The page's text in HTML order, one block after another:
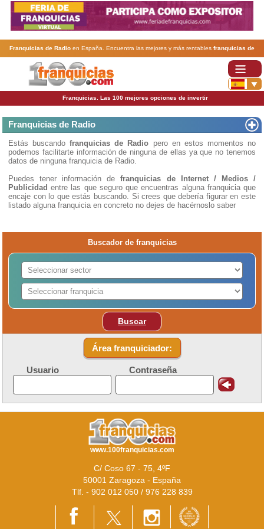
Franquicias de Radio en España. Encuentra las mejores y más rentables franquicias de
Radio . Abre tu negocio a través de una franquicia barata, rentable y segura.
Franquicias. Las 100 mejores opciones de invertir
Franquicias de Radio
Estás buscandofranquicias de Radio pero en estos momentos no
podemos facilitarte información de ninguna de ellas ya que no tenemos
datos de ninguna franquicia de Radio.
Puedes tener información defranquicias de Internet / Medios /
Publicidad entre las que seguro que encuentras alguna franquicia que
encaje con lo que estás buscando. Si crees que debería figurar en este
listado alguna franquicia en concreto no dejes de hacérnoslo saber
Buscador de franquicias
Buscar
Área franquiciador:
Usuario Contraseña
www.100franquicias.com
C/ Coso 67 - 75, 4ºF
50001 Zaragoza - España
Tlf. - 902 012 050 / 976 228 839